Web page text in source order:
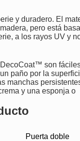
y duradero. El
pero está
a los rayos UV y
son
paño por la
manchas
y una esponja o
Puerta doble